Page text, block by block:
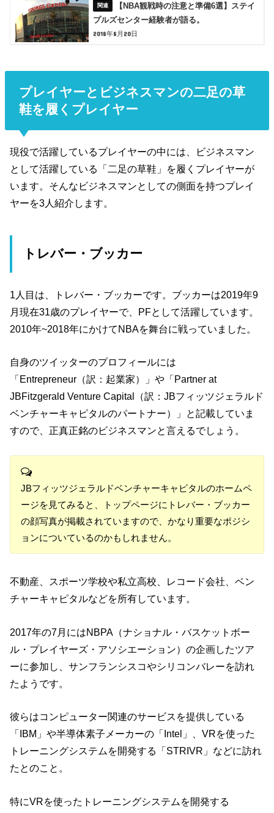
【NBA観戦時の注意と準備6選】ステイ
プルズセンター経験者が語る。
2018年8月20日
プレイヤーとビジネスマンの二足の草
鞋を履くプレイヤー
現役で活躍しているプレイヤーの中には、ビジネスマン
として活躍している「二足の草鞋」を履くプレイヤーが
います。そんなビジネスマンとしての側面を持つプレイ
ヤーを3人紹介します。
トレバー・ブッカー
1人目は、トレバー・ブッカーです。ブッカーは2019年9
月現在31歳のプレイヤーで、PFとして活躍しています。
2010年~2018年にかけてNBAを舞台に戦っていました。
自身のツイッターのプロフィールには
「Entrepreneur（訳：起業家）」や「Partner at
JBFitzgerald Venture Capital（訳：JBフィッツジェラルド
ベンチャーキャピタルのパートナー）」と記載していま
すので、正真正銘のビジネスマンと言えるでしょう。
JBフィッツジェラルドベンチャーキャピタルのホームペ
ージを見てみると、トップページにトレバー・ブッカー
の顔写真が掲載されていますので、かなり重要なポジシ
ョンについているのかもしれません。
不動産、スポーツ学校や私立高校、レコード会社、ベン
チャーキャピタルなどを所有しています。
2017年の7月にはNBPA（ナショナル・バスケットボー
ル・プレイヤーズ・アソシエーション）の企画したツア
ーに参加し、サンフランシスコやシリコンバレーを訪れ
たようです。
彼らはコンピューター関連のサービスを提供している
「IBM」や半導体素子メーカーの「Intel」、VRを使った
トレーニングシステムを開発する「STRIVR」などに訪れ
たとのこと。
特にVRを使ったトレーニングシステムを開発する